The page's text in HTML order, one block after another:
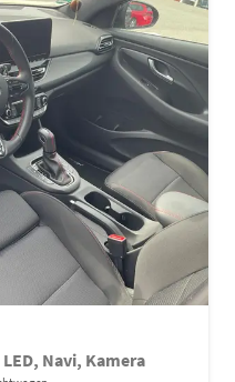
LED, Navi, Kamera